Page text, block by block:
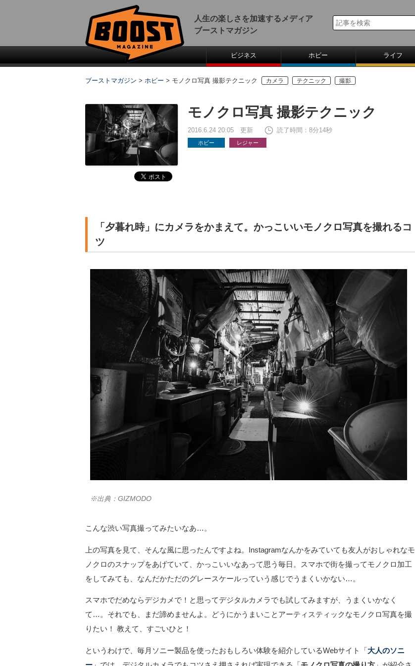
人生の楽しさを加速するメディア
ブーストマガジン
ビジネス ホビー ライフ
ブーストマガジン > ホビー > モノクロ写真 撮影テクニック カメラ テクニック 撮影
モノクロ写真 撮影テクニック
2016.6.24 20:05 更新 読了時間：8分14秒
ホビー レジャー
「夕暮れ時」にカメラをかまえて。かっこいいモノクロ写真を撮れるコ
ツ
※出典：GIZMODO
こんな渋い写真撮ってみたいなあ…。
上の写真を見て、そんな風に思ったんですよね。Instagramなんかをみていても友人がおしゃれなモ
ノクロのスナップをあげていて、かっこいいなあって思う毎日。スマホで街を撮ってモノクロ加工
をしてみても、なんだかただのグレースケールっていう感じでうまくいかない…。
スマホでだめならデジカメで！と思ってデジタルカメラでも試してみますが、うまくいかなく
て…。それでも、まだ諦めませんよ。どうにかうまいことアーティスティックなモノクロ写真を撮
りたい！ 教えて、すごいひと！
というわけで、毎月ソニー製品を使ったおもしろい体験を紹介しているWebサイト「大人のソニ